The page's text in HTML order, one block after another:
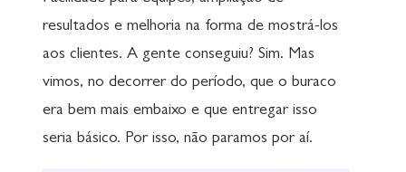
resultados e melhoria na forma de mostrá-los
aos clientes. A gente conseguiu? Sim. Mas
vimos, no decorrer do período, que o buraco
era bem mais embaixo e que entregar isso
seria básico. Por isso, não paramos por aí.